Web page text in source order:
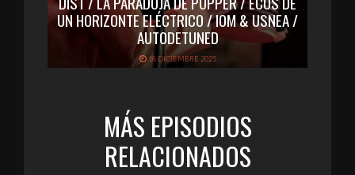
UN HORIZONTE ELÉCTRICO / IOM & USNEA /
AUTODETUNED
18 DICIEMBRE 2025
MÁS EPISODIOS
RELACIONADOS